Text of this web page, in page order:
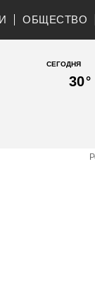
ОБЩЕСТВО
СЕГОДНЯ
30°